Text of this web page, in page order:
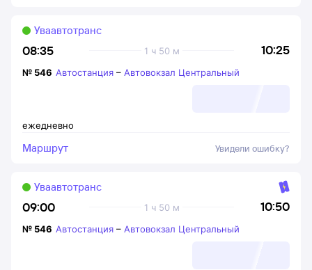
08:35 10:25
1 ч 50 м
Уваавтотранс
ежедневно
№ 546 Автостанция – Автовокзал Центральный
Маршрут Увидели ошибку?
09:00 10:50
1 ч 50 м
Уваавтотранс
№ 546 Автостанция – Автовокзал Центральный